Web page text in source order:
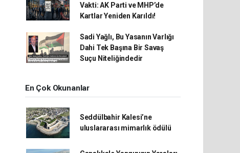
Vakti: AK Parti ve MHP’de
Kartlar Yeniden Karıldı!
Sadi Yağlı, Bu Yasanın Varlığı
Dahi Tek Başına Bir Savaş
Suçu Niteliğindedir
En Çok Okunanlar
Seddülbahir Kalesi’ne
uluslararası mimarlık ödülü